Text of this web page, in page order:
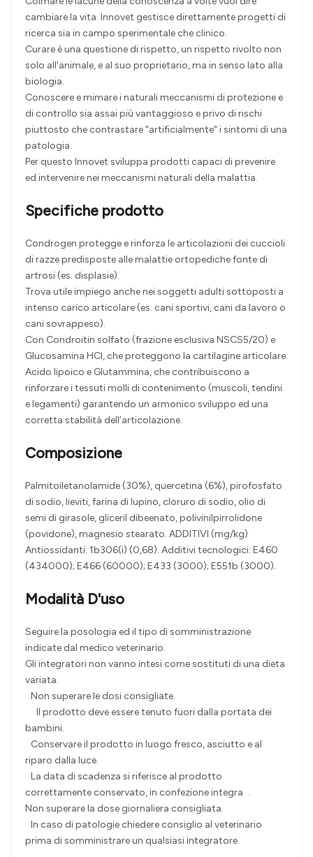
cambiare la vita. Innovet gestisce direttamente progetti di
ricerca sia in campo sperimentale che clinico.
Curare è una questione di rispetto, un rispetto rivolto non
solo all'animale, e al suo proprietario, ma in senso lato alla
biologia.
Conoscere e mimare i naturali meccanismi di protezione e
di controllo sia assai più vantaggioso e privo di rischi
piuttosto che contrastare "artificialmente" i sintomi di una
patologia.
Per questo Innovet sviluppa prodotti capaci di prevenire
ed intervenire nei meccanismi naturali della malattia.
Specifiche prodotto
Condrogen protegge e rinforza le articolazioni dei cuccioli
di razze predisposte alle malattie ortopediche fonte di
artrosi (es. displasie).
Trova utile impiego anche nei soggetti adulti sottoposti a
intenso carico articolare (es. cani sportivi, cani da lavoro o
cani sovrappeso).
Con Condroitin solfato (frazione esclusiva NSCS5/20) e
Glucosamina HCl, che proteggono la cartilagine articolare.
Acido lipoico e Glutammina, che contribuiscono a
rinforzare i tessuti molli di contenimento (muscoli, tendini
e legamenti) garantendo un armonico sviluppo ed una
corretta stabilità dell’articolazione.
Composizione
Palmitoiletanolamide (30%), quercetina (6%), pirofosfato
di sodio, lieviti, farina di lupino, cloruro di sodio, olio di
semi di girasole, gliceril dibeenato, polivinilpirrolidone
(povidone), magnesio stearato. ADDITIVI (mg/kg)
Antiossidanti: 1b306(i) (0,68). Additivi tecnologici: E460
(434000); E466 (60000); E433 (3000); E551b (3000).
Modalità D'uso
Seguire la posologia ed il tipo di somministrazione
indicate dal medico veterinario.
Gli integratori non vanno intesi come sostituti di una dieta
variata.
Non superare le dosi consigliate.
Il prodotto deve essere tenuto fuori dalla portata dei
bambini.
Conservare il prodotto in luogo fresco, asciutto e al
riparo dalla luce.
La data di scadenza si riferisce al prodotto
correttamente conservato, in confezione integra .
Non superare la dose giornaliera consigliata.
In caso di patologie chiedere consiglio al veterinario
prima di somministrare un qualsiasi integratore.